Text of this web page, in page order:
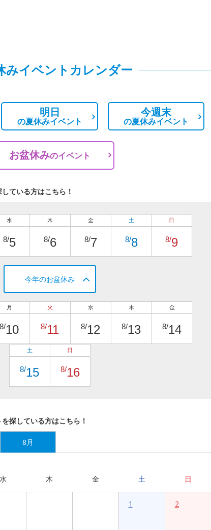
みイベントカレンダー
明日
の夏休みイベント
今週末
の夏休みイベント
お盆休みのイベント
ている方はこちら！
水
8/5
木
8/6
金
8/7
土
8/8
日
8/9
今年のお盆休み
月
8/10
火
8/11
水
8/12
木
8/13
金
8/14
土
8/15
日
8/16
探している方はこちら！
8月
水 木 金 土 日
1 2